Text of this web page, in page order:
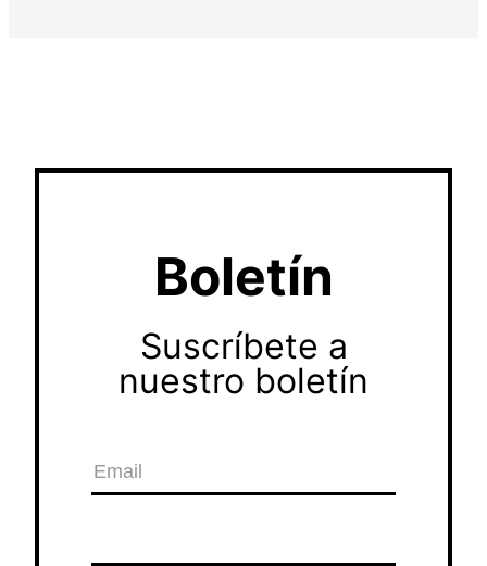
Boletín
Suscríbete a
nuestro boletín